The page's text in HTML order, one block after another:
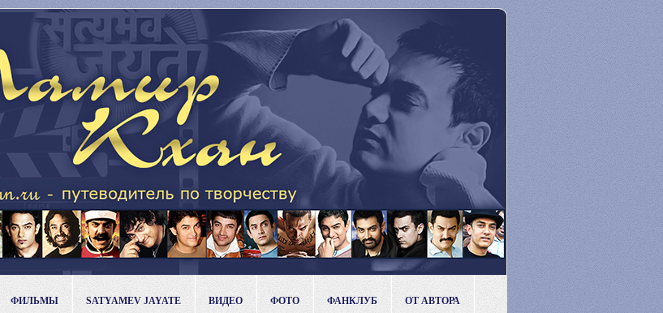
ФИЛЬМЫ SATYAMEV JAYATE ВИДЕО ФОТО ФАНКЛУБ ОТ АВТОРА